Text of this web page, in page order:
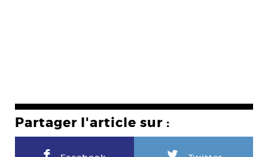
Partager l'article sur :